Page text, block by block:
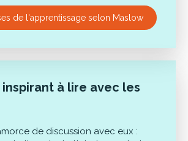
de l'apprentissage selon Maslow
à lire avec les
de discussion avec eux :